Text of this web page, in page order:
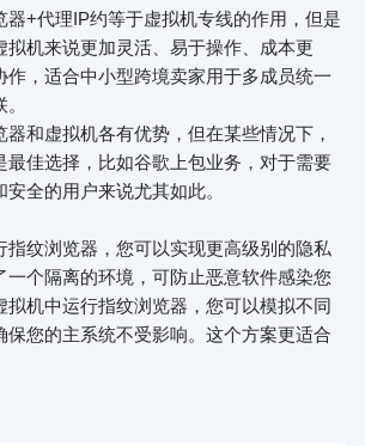
器+代理IP约等于虚拟机专线的作用，但是
拟机来说更加灵活、易于操作、成本更
作，适合中小型跨境卖家用于多成员统一
和虚拟机各有优势，但在某些情况下，
最佳选择，比如谷歌上包业务，对于需要
全的用户来说尤其如此。
指纹浏览器，您可以实现更高级别的隐私
一个隔离的环境，可防止恶意软件感染您
拟机中运行指纹浏览器，您可以模拟不同
保您的主系统不受影响。这个方案更适合